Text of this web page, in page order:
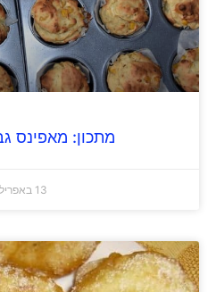
מתכון: מאפינס